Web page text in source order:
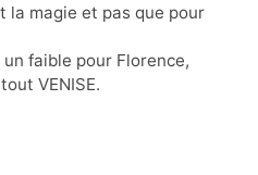
la magie et pas que pour
un faible pour Florence,
VENISE.